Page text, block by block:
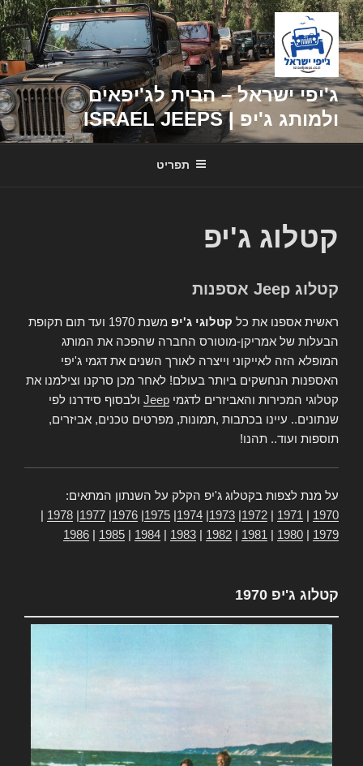
דילוג
לתוכן
ג'יפי ישראל – הבית לג'יפאים
ולמותג ג'יפ | ISRAEL JEEPS
תפריט
קטלוג ג'יפ
קטלוג Jeep אספנות
ראשית אספנו את כל קטלוגי ג'יפ
משנת 1970 ועד תום תקופת
הבעלות של אמריקן-מוטורס החברה שהפכה את המותג
המופלא הזה לאייקוני וייצרה לאורך השנים את דגמי ג'יפי
האספנות הנחשקים ביותר בעולם! לאחר מכן סרקנו וצילמנו את
קטלוגי המכירות והאביזרים לדגמי Jeep ולבסוף סידרנו לפי
שנתונים.. עיינו בכתבות ,תמונות, מפרטים טכנים, אביזרים,
תוספות ועוד.. תהנו!
על מנת לצפות בקטלוג ג'יפ הקלק על השנתון המתאים:
1970
1971
1972
1973
1974
1975
1976
1977
1978
1979
1980
1981
1982
1983
1984
1985
1986
קטלוג ג'יפ 1970